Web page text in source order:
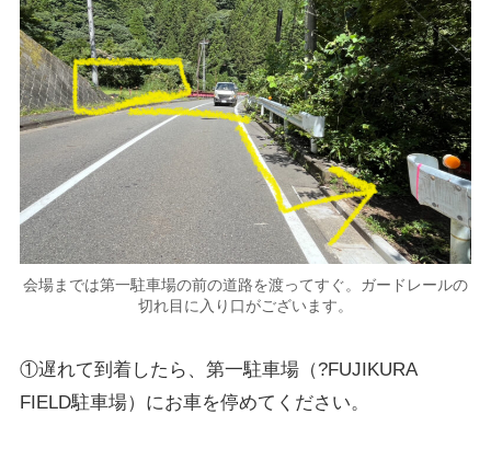
会場までは第一駐車場の前の道路を渡ってすぐ。ガードレールの
切れ目に入り口がございます。
①遅れて到着したら、第一駐車場（?FUJIKURA
FIELD駐車場）にお車を停めてください。